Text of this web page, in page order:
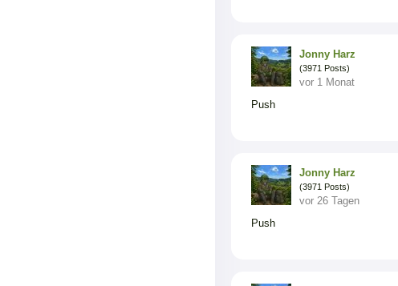
Jonny Harz
(3971 Posts)
vor 1 Monat
Push
Jonny Harz
(3971 Posts)
vor 26 Tagen
Push